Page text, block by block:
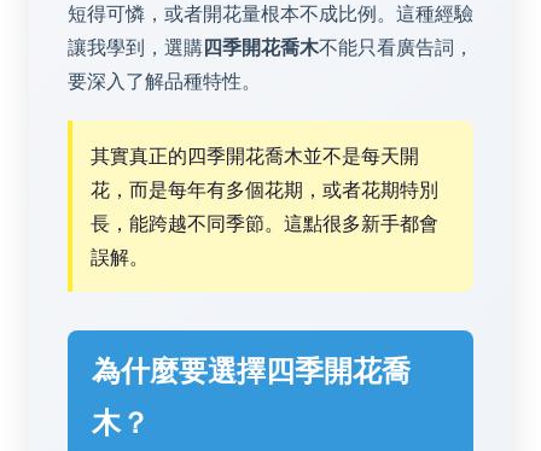
短得可憐，或者開花量根本不成比例。這種經驗
讓我學到，選購四季開花喬木不能只看廣告詞，
要深入了解品種特性。
其實真正的四季開花喬木並不是每天開
花，而是每年有多個花期，或者花期特別
長，能跨越不同季節。這點很多新手都會
誤解。
為什麼要選擇四季開花喬
木？